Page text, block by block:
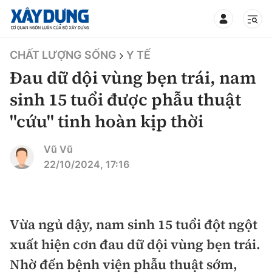
TIN BỘ XÂY DỰNG
CHUYÊN MỤC
Mới nhất
Chính trị
Xã hội
Xây dựng
Chỉ đạo điều hành
Giao thông
CHẤT LƯỢNG SỐNG Y TẾ
Đau dữ dội vùng bẹn trái, nam
sinh 15 tuổi được phẫu thuật
"cứu" tinh hoàn kịp thời
Vũ Vũ
22/10/2024, 17:16
Vừa ngủ dậy, nam sinh 15 tuổi đột ngột
xuất hiện cơn đau dữ dội vùng bẹn trái.
Nhờ đến bệnh viện phẫu thuật sớm,